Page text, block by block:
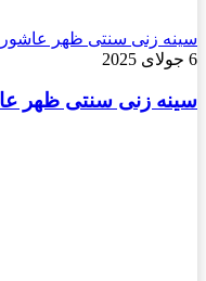
سینه زنی سنتی ظهر عاشورا
6 جولای 2025
سینه زنی سنتی ظهر